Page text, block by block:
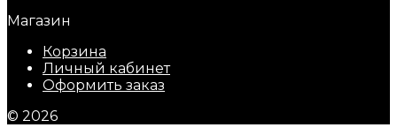
Магазин
Корзина
Личный кабинет
Оформить заказ
© 2026